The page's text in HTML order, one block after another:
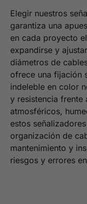
Elegir nuestros
garantiza una
en cada proyecto
expandirse y
diámetros de
ofrece una fijación
indeleble en color
y resistencia frente
atmosféricos,
estos
organización de
mantenimiento y
riesgos y errores